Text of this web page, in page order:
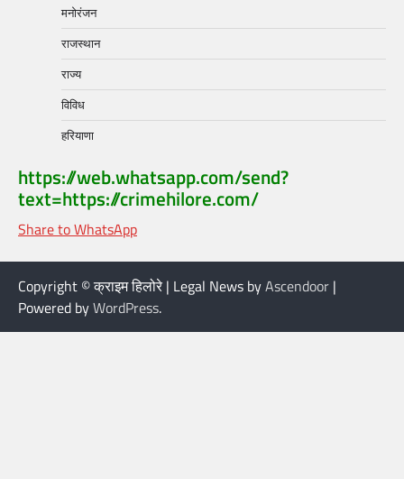
मनोरंजन
राजस्थान
राज्य
विविध
हरियाणा
https://web.whatsapp.com/send?
text=https://crimehilore.com/
Share to WhatsApp
Copyright © क्राइम हिलोरे | Legal News byAscendoor |
Powered byWordPress.